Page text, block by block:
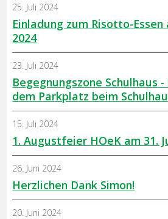
Einladung zum Risotto-Essen
2024
25. Juli 2024
Begegnungszone Schulhaus
dem Parkplatz beim
23. Juli 2024
1. Augustfeier HOeK am 31.
15. Juli 2024
Herzlichen Dank Simon!
26. Juni 2024
20. Juni 2024